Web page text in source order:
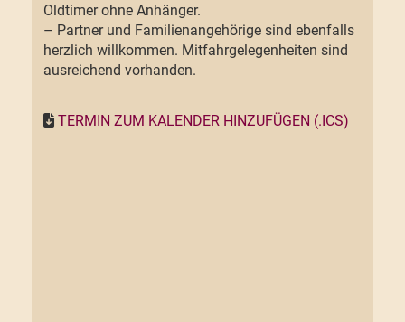
Oldtimer ohne Anhänger.
– Partner und Familienangehörige sind ebenfalls
herzlich willkommen. Mitfahrgelegenheiten sind
ausreichend vorhanden.
TERMIN ZUM KALENDER HINZUFÜGEN (.ICS)